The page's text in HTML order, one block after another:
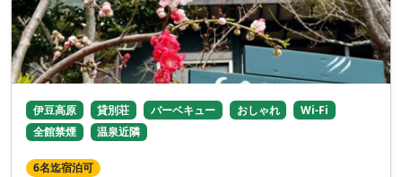
伊豆高原 貸別荘 バーベキュー おしゃれ
Wi-Fi
全館禁煙
温泉近隣
6名迄宿泊可